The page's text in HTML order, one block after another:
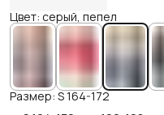
Цвет: серый, пепел
Размер: S 164-172